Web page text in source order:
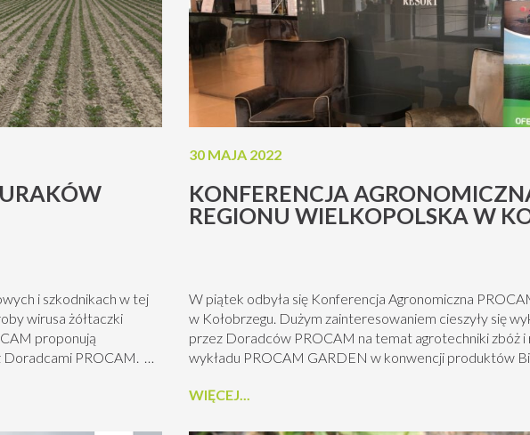
i szkodnikach w tej
wirusa żółtaczki
proponują
PROCAM. Ze
30 MAJA 2022
KONFERENCJA
REGIONU WIELKOPOLSKA W
W piątek odbyła się Konferencja Agronomiczna
w Kołobrzegu. Dużym zainteresowaniem cieszyły się
przez Doradców PROCAM na temat agrotechniki zbóż i
wykładu PROCAM GARDEN w konwencji produktów
współpracujące z PROCAM.
WIĘCEJ...